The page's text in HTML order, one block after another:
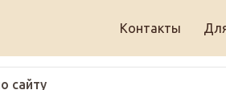
Контакты